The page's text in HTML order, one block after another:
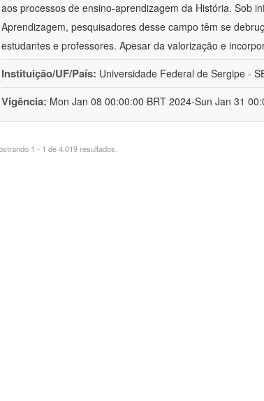
aos processos de ensino-aprendizagem da História. Sob
Aprendizagem, pesquisadores desse campo têm se
estudantes e professores. Apesar da valorização e
Instituição/UF/País: Universidade Federal de Sergipe -
Vigência: Mon Jan 08 00:00:00 BRT 2024-Sun Jan 31
1 - 1 de 4.019 resultados.